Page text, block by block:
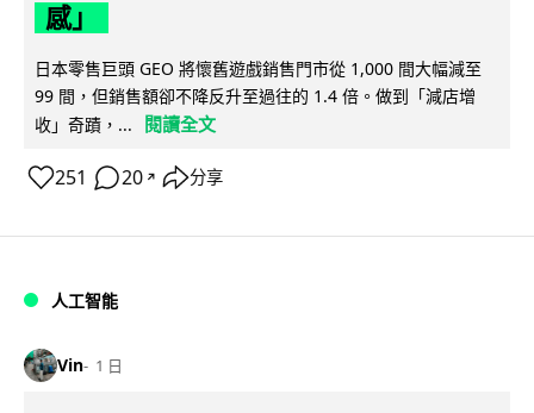
感」
日本零售巨頭 GEO 將懷舊遊戲銷售門市從 1,000 間大幅減至
99 間，但銷售額卻不降反升至過往的 1.4 倍。做到「減店增
收」奇蹟，...
閱讀全文
251 20 ↗ 分享
人工智能
Vin 1 日